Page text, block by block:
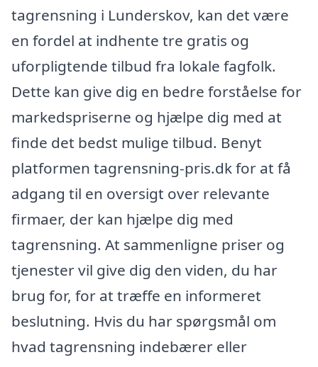
tagrensning i Lunderskov, kan det være
en fordel at indhente tre gratis og
uforpligtende tilbud fra lokale fagfolk.
Dette kan give dig en bedre forståelse for
markedspriserne og hjælpe dig med at
finde det bedst mulige tilbud. Benyt
platformen tagrensning-pris.dk for at få
adgang til en oversigt over relevante
firmaer, der kan hjælpe dig med
tagrensning. At sammenligne priser og
tjenester vil give dig den viden, du har
brug for, for at træffe en informeret
beslutning. Hvis du har spørgsmål om
hvad tagrensning indebærer eller